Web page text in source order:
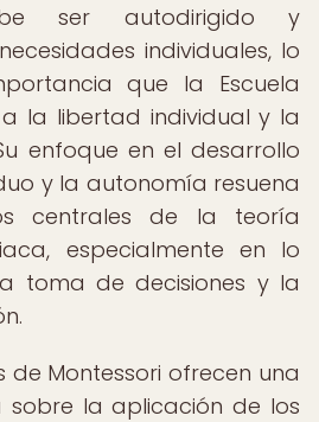
ser autodirigido y
individuales, lo
que la Escuela
la libertad individual y la
enfoque en el desarrollo
y la autonomía resuena
centrales de la teoría
especialmente en lo
toma de decisiones y la
de Montessori ofrecen una
sobre la aplicación de los